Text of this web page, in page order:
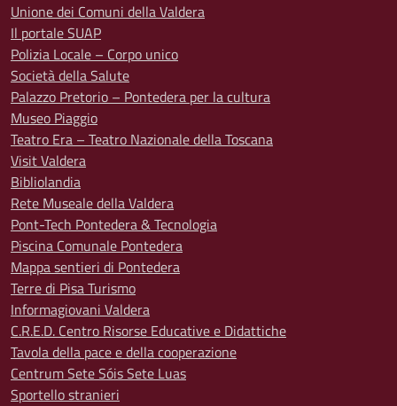
Unione dei Comuni della Valdera
Il portale SUAP
Polizia Locale – Corpo unico
Società della Salute
Palazzo Pretorio – Pontedera per la cultura
Museo Piaggio
Teatro Era – Teatro Nazionale della Toscana
Visit Valdera
Bibliolandia
Rete Museale della Valdera
Pont-Tech Pontedera & Tecnologia
Piscina Comunale Pontedera
Mappa sentieri di Pontedera
Terre di Pisa Turismo
Informagiovani Valdera
C.R.E.D. Centro Risorse Educative e Didattiche
Tavola della pace e della cooperazione
Centrum Sete Sóis Sete Luas
Sportello stranieri